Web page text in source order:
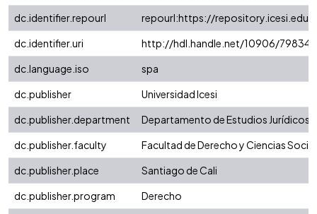
dc.identifier.repourl
repourl:https://
dc.identifier.uri
http://hdl.handle.net/10906/79834
dc.language.iso
spa
dc.publisher
Universidad Icesi
dc.publisher.department
Departamento de Estudios Jurídicos
dc.publisher.faculty
Facultad de Derecho y Ciencias
dc.publisher.place
Santiago de Cali
dc.publisher.program
Derecho